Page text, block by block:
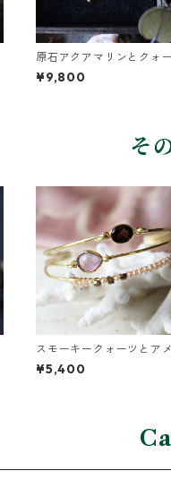
原石アクアマリンとクォー
ツとカニクサの葉ピアス
¥9,800
そ
スモーキークォーツとアメ
ジストの真鍮3連バングル
¥5,400